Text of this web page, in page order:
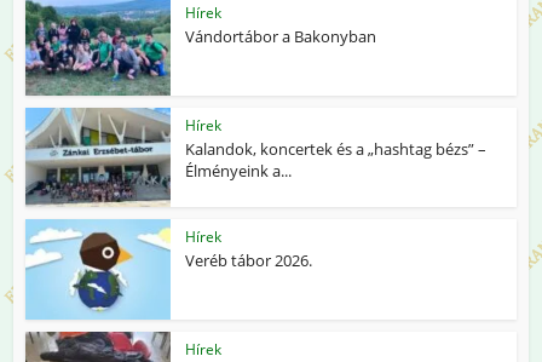
Hírek
Vándortábor a Bakonyban
Hírek
Kalandok, koncertek és a „hashtag bézs” –
Élményeink a...
Hírek
Veréb tábor 2026.
Hírek